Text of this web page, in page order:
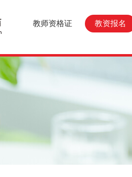
教师资格证 教资报名